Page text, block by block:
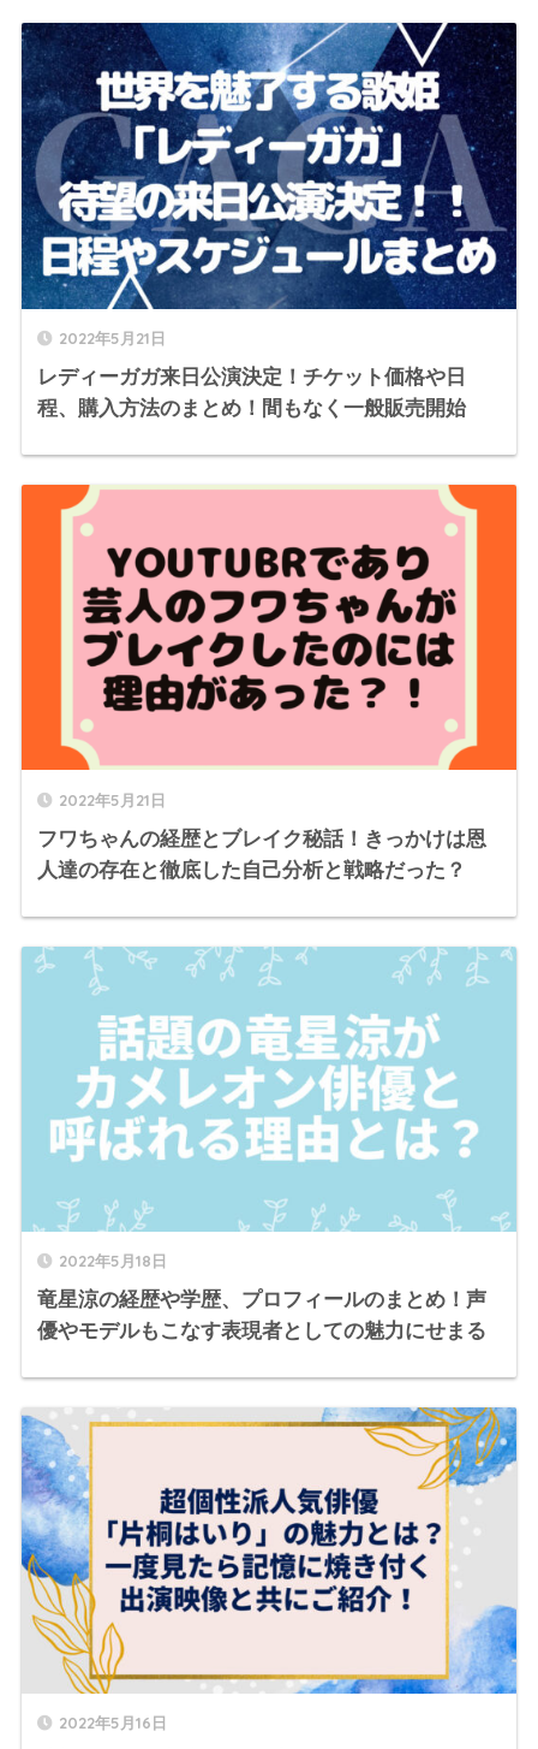
2022年5月21日
レディーガガ来日公演決定！チケット価格や日
程、購入方法のまとめ！間もなく一般販売開始
2022年5月21日
フワちゃんの経歴とブレイク秘話！きっかけは恩
人達の存在と徹底した自己分析と戦略だった？
2022年5月18日
竜星涼の経歴や学歴、プロフィールのまとめ！声
優やモデルもこなす表現者としての魅力にせまる
2022年5月16日